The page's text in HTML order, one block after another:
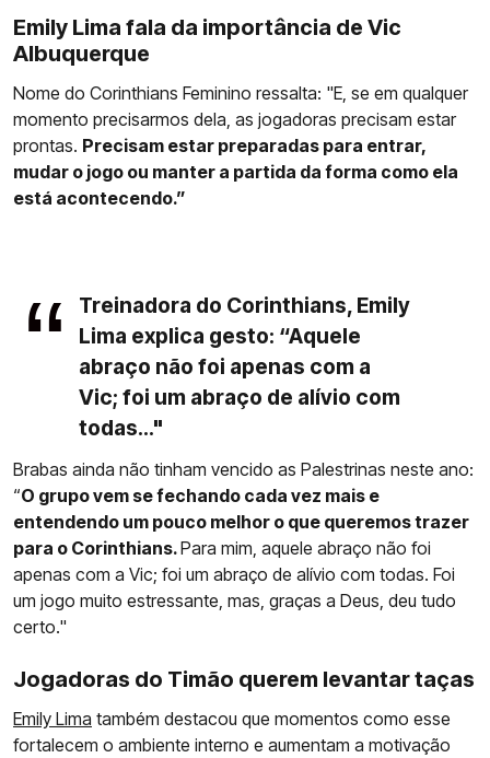
Emily Lima fala da importância de Vic
Albuquerque
Nome do Corinthians Feminino ressalta: "E, se em qualquer
momento precisarmos dela, as jogadoras precisam estar
prontas. Precisam estar preparadas para entrar,
mudar o jogo ou manter a partida da forma como ela
está acontecendo.”
Treinadora do Corinthians, Emily
Lima explica gesto: “Aquele
abraço não foi apenas com a
Vic; foi um abraço de alívio com
todas..."
Brabas ainda não tinham vencido as Palestrinas neste ano:
“O grupo vem se fechando cada vez mais e
entendendo um pouco melhor o que queremos trazer
para o Corinthians.Para mim, aquele abraço não foi
apenas com a Vic; foi um abraço de alívio com todas. Foi
um jogo muito estressante, mas, graças a Deus, deu tudo
certo."
Jogadoras do Timão querem levantar taças
Emily Lima também destacou que momentos como esse
fortalecem o ambiente interno e aumentam a motivação